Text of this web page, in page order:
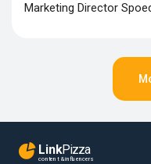
Marketing Director
LinkPizza
content & influencers